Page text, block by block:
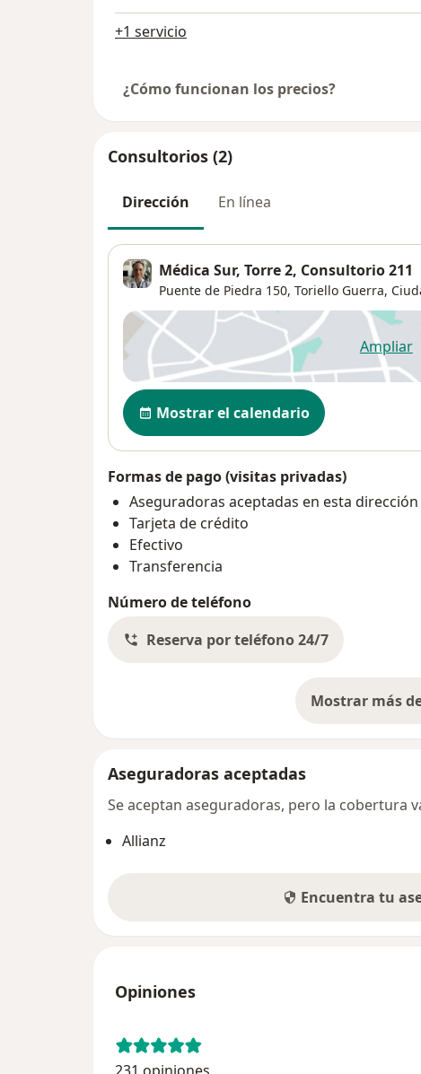
+1 servicio
¿Cómo funcionan los precios?
Consultorios (2)
Dirección En línea
Médica Sur, Torre 2, Consultorio 211
Puente de Piedra 150, Toriello Guerra,
Ampliar
se
Disponibilidad
Mostrar el calendario
Formas de pago (visitas privadas)
Aseguradoras aceptadas en esta dirección
Tarjeta de crédito
Efectivo
Transferencia
Número de teléfono
Reserva por teléfono 24/7
Mostrar más
Aseguradoras aceptadas
Se aceptan aseguradoras, pero la cobertura
Allianz
Encuentra tu
Opiniones